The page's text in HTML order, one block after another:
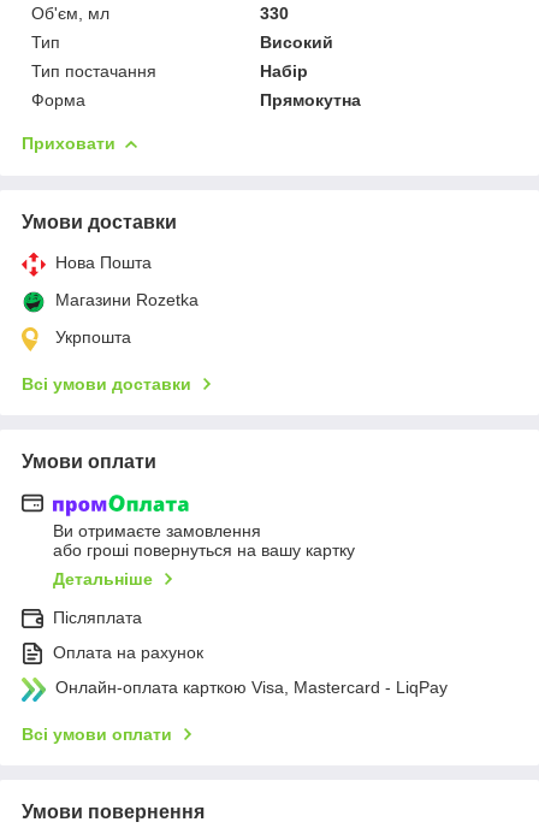
Об'єм, мл
330
Тип
Високий
Тип постачання
Набір
Форма
Прямокутна
Приховати
Умови доставки
Нова Пошта
Магазини Rozetka
Укрпошта
Всі умови доставки
Умови оплати
Ви отримаєте замовлення
або гроші повернуться на вашу картку
Детальніше
Післяплата
Оплата на рахунок
Онлайн-оплата карткою Visa, Mastercard - LiqPay
Всі умови оплати
Умови повернення